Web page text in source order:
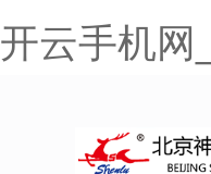
开云手机网